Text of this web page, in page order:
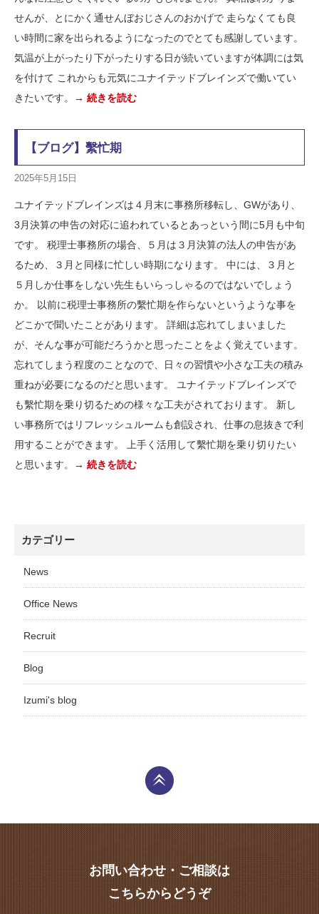
せんが、とにかく通せんぼおじさんのおかげで 走らなくても良
い時間に家を出られるようになったのでとても感謝しています。
気温が上がったり下がったりする日が続いていますが体調には気
を付けて これからも元気にユナイテッドブレインズで働いてい
きたいです。
→ 続きを読む
【ブログ】繫忙期
2025年5月15日
ユナイテッドブレインズは４月末に事務所移転し、GWがあり、
3月決算の申告の対応に追われているとあっという間に5月も中旬
です。 税理士事務所の場合、５月は３月決算の法人の申告があ
るため、３月と同様に忙しい時期になります。 中には、３月と
５月しか仕事をしない先生もいらっしゃるのではないでしょう
か。 以前に税理士事務所の繫忙期を作らないというような事を
どこかで聞いたことがあります。 詳細は忘れてしまいました
が、そんな事が可能だろうかと思ったことをよく覚えています。
忘れてしまう程度のことなので、日々の習慣や小さな工夫の積み
重ねが必要になるのだと思います。 ユナイテッドブレインズで
も繫忙期を乗り切るための様々な工夫がされております。 新し
い事務所ではリフレッシュルームも創設され、仕事の息抜きで利
用することができます。 上手く活用して繫忙期を乗り切りたい
と思います。
→ 続きを読む
カテゴリー
News
Office News
Recruit
Blog
Izumi's blog
お問い合わせ・ご相談は
こちらからどうぞ